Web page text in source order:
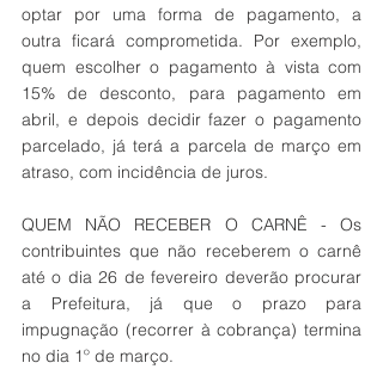
optar por uma forma de pagamento, a
outra ficará comprometida. Por exemplo,
quem escolher o pagamento à vista com
15% de desconto, para pagamento em
abril, e depois decidir fazer o pagamento
parcelado, já terá a parcela de março em
atraso, com incidência de juros.
QUEM NÃO RECEBER O CARNÊ - Os
contribuintes que não receberem o carnê
até o dia 26 de fevereiro deverão procurar
a Prefeitura, já que o prazo para
impugnação (recorrer à cobrança) termina
no dia 1º de março.